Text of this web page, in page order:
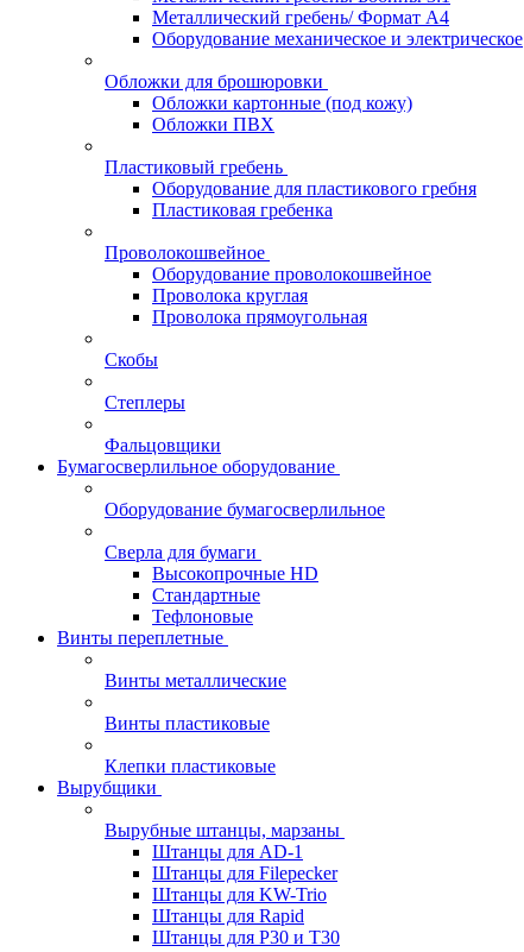
Металлический гребень/ Формат А4
Оборудование механическое и электрическое
Обложки для брошюровки
Обложки картонные (под кожу)
Обложки ПВХ
Пластиковый гребень
Оборудование для пластикового гребня
Пластиковая гребенка
Проволокошвейное
Оборудование проволокошвейное
Проволока круглая
Проволока прямоугольная
Скобы
Степлеры
Фальцовщики
Бумагосверлильное оборудование
Оборудование бумагосверлильное
Сверла для бумаги
Высокопрочные HD
Стандартные
Тефлоновые
Винты переплетные
Винты металлические
Винты пластиковые
Клепки пластиковые
Вырубщики
Вырубные штанцы, марзаны
Штанцы для AD-1
Штанцы для Filepecker
Штанцы для KW-Trio
Штанцы для Rapid
Штанцы для Р30 и Т30